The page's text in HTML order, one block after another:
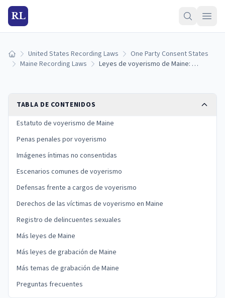
RL
Inicio United States Recording Laws
One Party Consent States
Maine Recording Laws
Leyes de voyerismo de Maine: cámaras ocultas, penas y defensas (2026)
TABLA DE CONTENIDOS
Estatuto de voyerismo de Maine
Penas penales por voyerismo
Imágenes íntimas no consentidas
Escenarios comunes de voyerismo
Defensas frente a cargos de voyerismo
Derechos de las víctimas de voyerismo en Maine
Registro de delincuentes sexuales
Más leyes de Maine
Más leyes de grabación de Maine
Más temas de grabación de Maine
Preguntas frecuentes